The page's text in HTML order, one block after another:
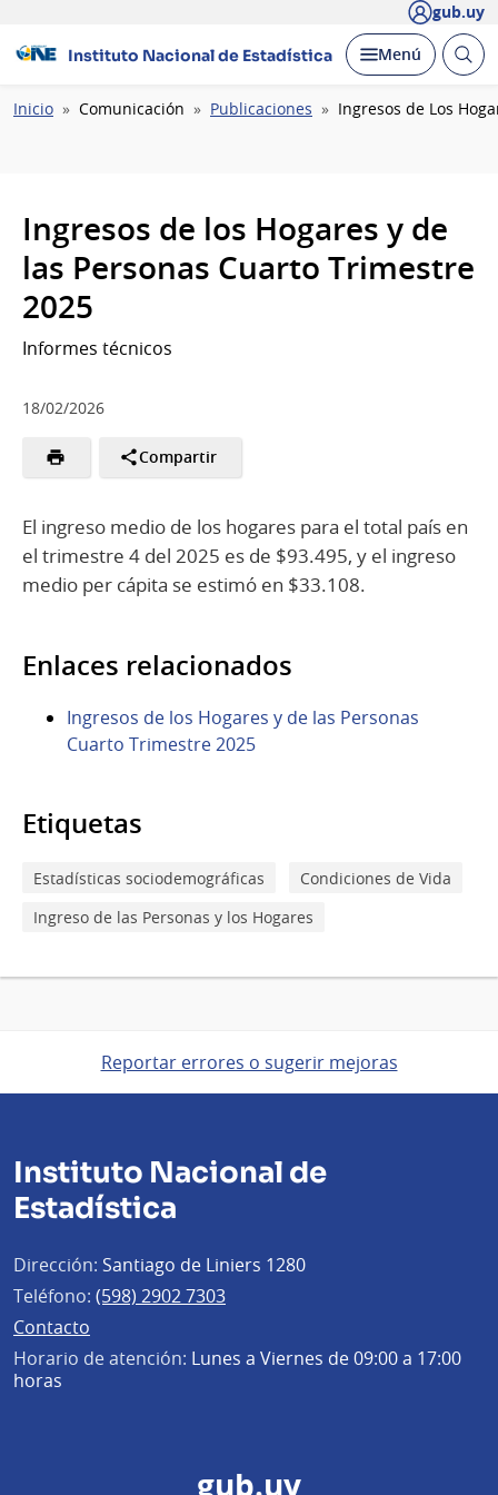
gub.uy
Instituto Nacional de Estadística Desplegar
Menú Abrir
Ruta
Inicio Comunicación Publicaciones Ingresos de Los
Ingresos de los Hogares y de
las Personas Cuarto Trimestre
2025
Informes técnicos
18/02/2026
Compartir
El ingreso medio de los hogares para el total país en
el trimestre 4 del 2025 es de $93.495, y el ingreso
medio per cápita se estimó en $33.108.
Enlaces relacionados
Ingresos de los Hogares y de las Personas
Cuarto Trimestre 2025
Etiquetas
Estadísticas sociodemográficas
Condiciones de Vida
Ingreso de las Personas y los Hogares
Reportar errores o sugerir mejoras
Instituto Nacional de
Estadística
Dirección: Santiago de Liniers 1280
Teléfono: (598) 2902 7303
Contacto
Horario de atención: Lunes a Viernes de 09:00 a 17:00
horas
gub.uy